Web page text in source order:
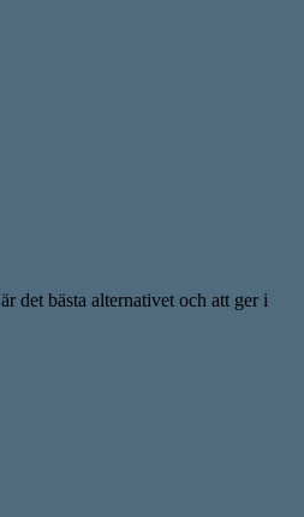
det bästa alternativet och att ger i